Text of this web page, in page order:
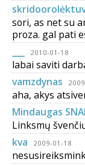
sori, as net su
proza. gal pati
2010-01-18
labai saviti
vamzdynas
aha, akys
Mindaugas
Linksmų
kva
2009-01-18